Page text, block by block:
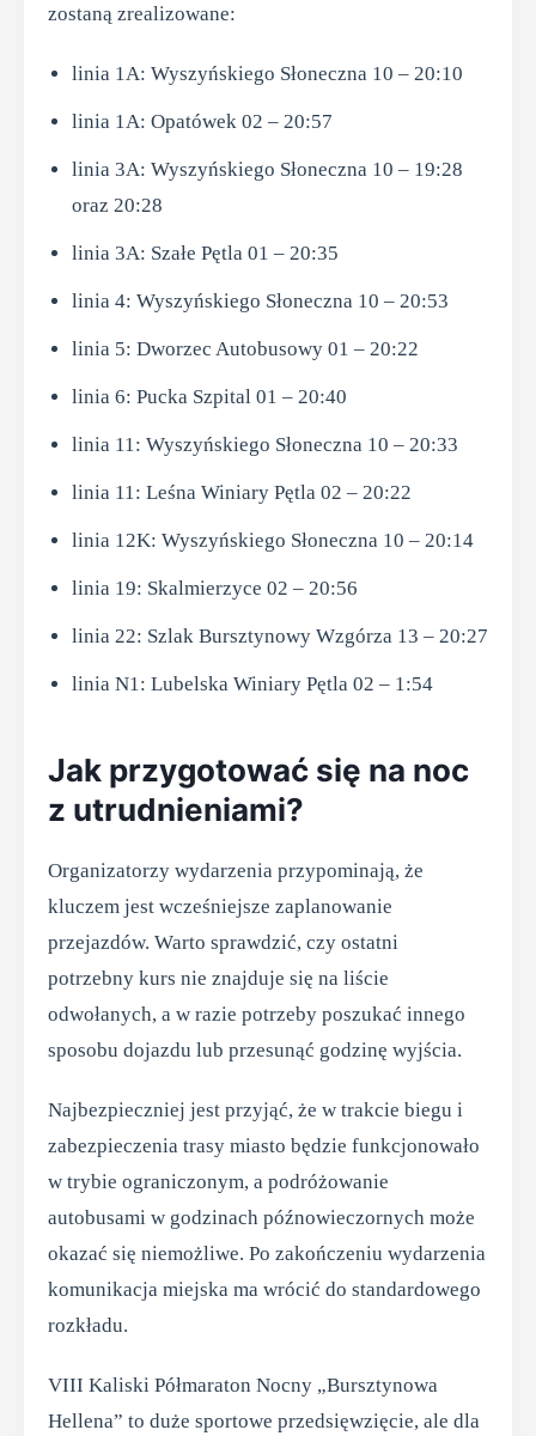
zostaną zrealizowane:
linia 1A: Wyszyńskiego Słoneczna 10 – 20:10
linia 1A: Opatówek 02 – 20:57
linia 3A: Wyszyńskiego Słoneczna 10 – 19:28
oraz 20:28
linia 3A: Szałe Pętla 01 – 20:35
linia 4: Wyszyńskiego Słoneczna 10 – 20:53
linia 5: Dworzec Autobusowy 01 – 20:22
linia 6: Pucka Szpital 01 – 20:40
linia 11: Wyszyńskiego Słoneczna 10 – 20:33
linia 11: Leśna Winiary Pętla 02 – 20:22
linia 12K: Wyszyńskiego Słoneczna 10 – 20:14
linia 19: Skalmierzyce 02 – 20:56
linia 22: Szlak Bursztynowy Wzgórza 13 – 20:27
linia N1: Lubelska Winiary Pętla 02 – 1:54
Jak przygotować się na noc
z utrudnieniami?
Organizatorzy wydarzenia przypominają, że
kluczem jest wcześniejsze zaplanowanie
przejazdów. Warto sprawdzić, czy ostatni
potrzebny kurs nie znajduje się na liście
odwołanych, a w razie potrzeby poszukać innego
sposobu dojazdu lub przesunąć godzinę wyjścia.
Najbezpieczniej jest przyjąć, że w trakcie biegu i
zabezpieczenia trasy miasto będzie funkcjonowało
w trybie ograniczonym, a podróżowanie
autobusami w godzinach późnowieczornych może
okazać się niemożliwe. Po zakończeniu wydarzenia
komunikacja miejska ma wrócić do standardowego
rozkładu.
VIII Kaliski Półmaraton Nocny „Bursztynowa
Hellena” to duże sportowe przedsięwzięcie, ale dla